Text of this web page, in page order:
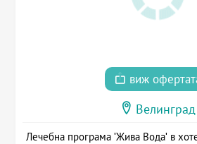
виж
Велинград
Лечебна програма 'Жива Вода' в